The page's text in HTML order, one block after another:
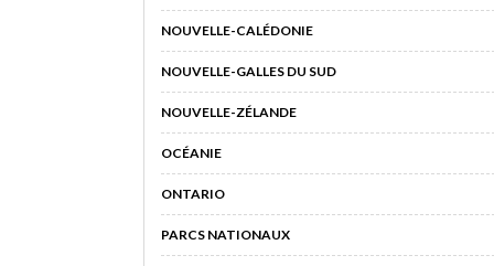
NOUVELLE-CALÉDONIE
NOUVELLE-GALLES DU SUD
NOUVELLE-ZÉLANDE
OCÉANIE
ONTARIO
PARCS NATIONAUX